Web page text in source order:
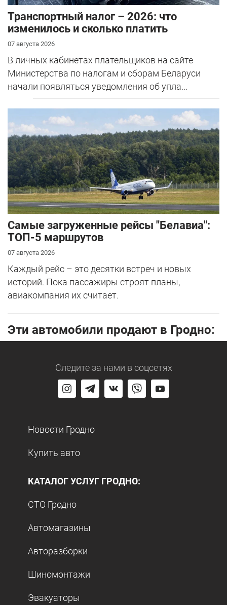
Транспортный налог – 2026: что
изменилось и сколько платить
07 августа 2026
В личных кабинетах плательщиков на сайте
Министерства по налогам и сборам Беларуси
начали появляться уведомления об упла...
Самые загруженные рейсы "Белавиа":
ТОП-5 маршрутов
07 августа 2026
Каждый рейс – это десятки встреч и новых
историй. Пока пассажиры строят планы,
авиакомпания их считает.
Эти автомобили продают в Гродно:
Следите за нами в соцсетях
Новости Гродно
Купить авто
КАТАЛОГ УСЛУГ ГРОДНО:
СТО Гродно
Автомагазины
Авторазборки
Шиномонтажи
Эвакуаторы